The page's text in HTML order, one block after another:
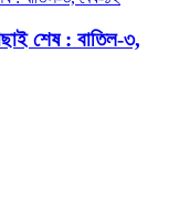
শেষ : বাতিল-৩,